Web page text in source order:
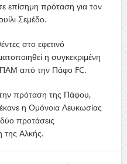
επίσημη πρόταση για τον
Σεμέδο.
στο εφετινό
η συγκεκριμένη
από την Πάφο FC.
πρόταση της Πάφου,
η Ομόνοια Λευκωσίας
προτάσεις
της Αλκής.